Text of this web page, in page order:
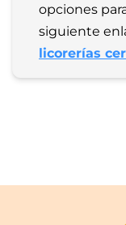
opciones
licorerías